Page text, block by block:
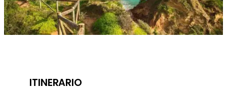
ITINERARIO